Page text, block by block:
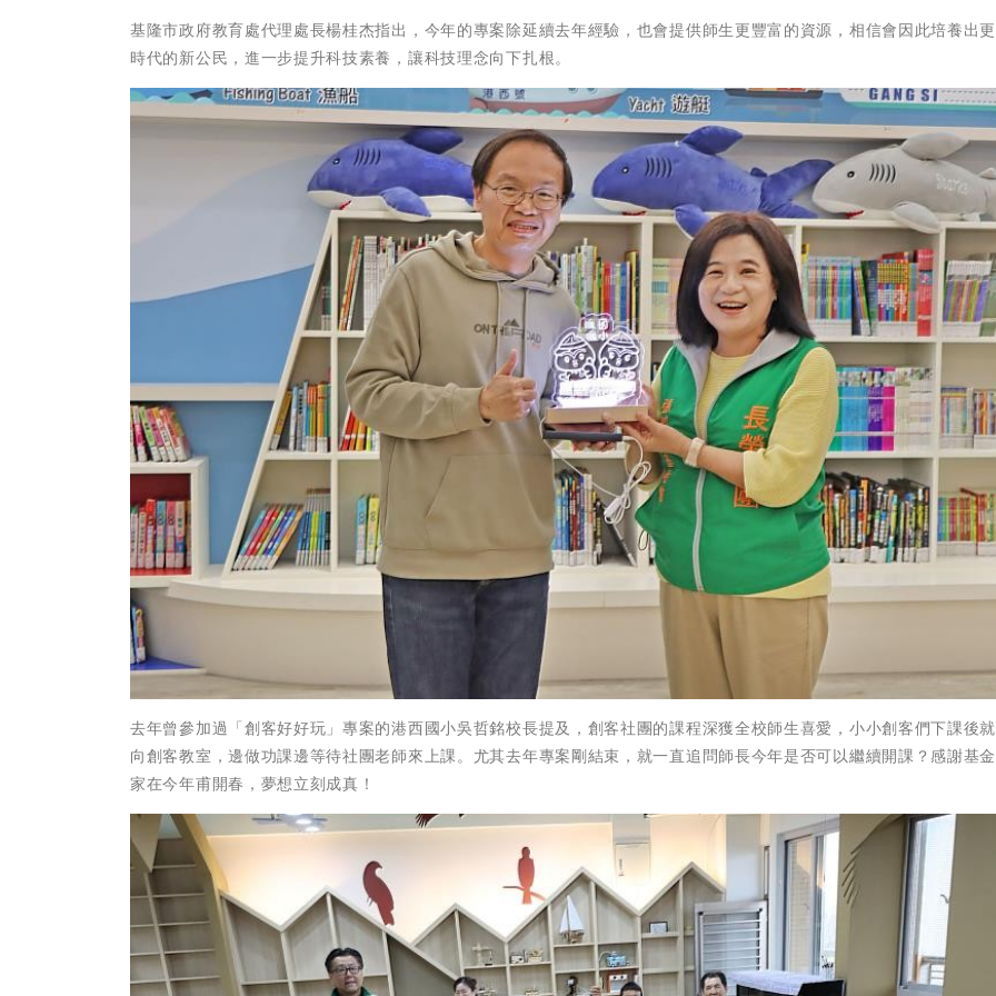
基隆市政府教育處代理處長楊桂杰指出，今年的專案除延續去年經驗，也會提供師生更豐富的資源，相信會因此培養出
時代的新公民，進一步提升科技素養，讓科技理念向下扎根。
去年曾參加過「創客好好玩」專案的港西國小吳哲銘校長提及，創客社團的課程深獲全校師生喜愛，小小創客們下課後
向創客教室，邊做功課邊等待社團老師來上課。尤其去年專案剛結束，就一直追問師長今年是否可以繼續開課？感謝基
家在今年甫開春，夢想立刻成真！